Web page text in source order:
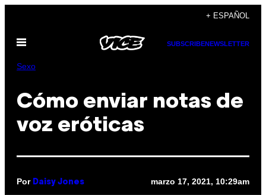
contenido
+ ESPAÑOL
Abrir
SUBSCRIBENEWSLETTER
Sexo
Cómo enviar notas de
voz eróticas
Por Daisy Jones marzo 17, 2021, 10:29am